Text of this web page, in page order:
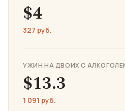
$4
327 руб.
УЖИН НА ДВОИХ С
$13.3
1 091 руб.